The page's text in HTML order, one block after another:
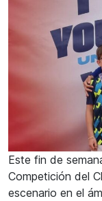
Este fin de
Competición del
escenario en el